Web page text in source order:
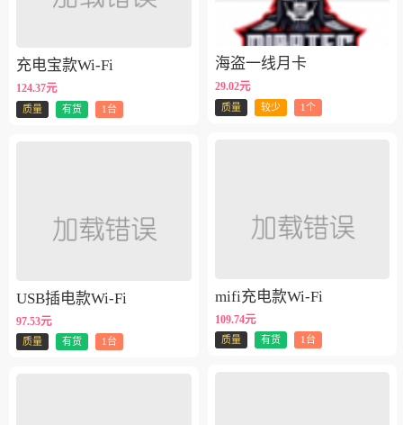
充电宝款Wi-Fi
124.37元
质量 有货 1台
USB插电款Wi-Fi
97.53元
质量 有货 1台
海盗一线月卡
29.02元
质量 较少 1个
mifi充电款Wi-Fi
109.74元
质量 有货 1台